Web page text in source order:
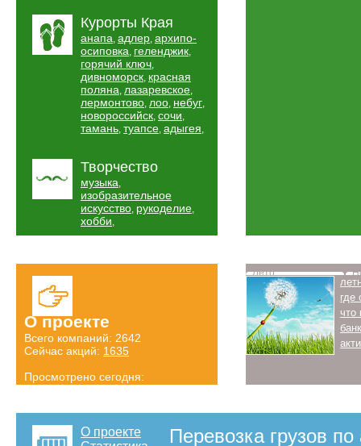
Курорты Края
анапа, адлер, архипо-
осиповка, геленджик,
горячий ключ,
дивноморск, красная
поляна, лазаревское,
лермонтово, лоо, небуг,
новороссийск, сочи,
тамань, туапсе, адыгея,
Творчество
музыка,
изобразительное
искусство, рукоделие,
хобби,
О проекте
Всего компаний: 2642
Сейчас акций: 1635
Просмотрено сегодня:
Лето
где
что
О проекте
Перевозка грузов